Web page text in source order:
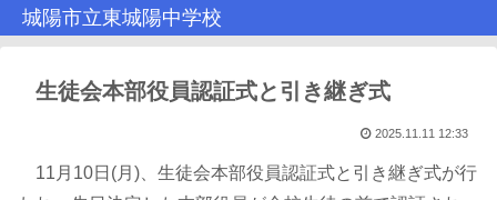
城陽市立東城陽中学校
生徒会本部役員認証式と引き継ぎ式
2025.11.11 12:33
11月10日(月)、生徒会本部役員認証式と引き継ぎ式が行